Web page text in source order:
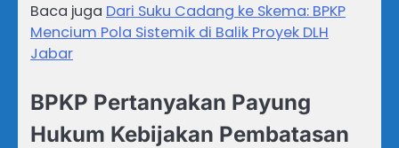
Baca juga Dari Suku Cadang ke Skema: BPKP
Mencium Pola Sistemik di Balik Proyek DLH
Jabar
BPKP Pertanyakan Payung
Hukum Kebijakan Pembatasan